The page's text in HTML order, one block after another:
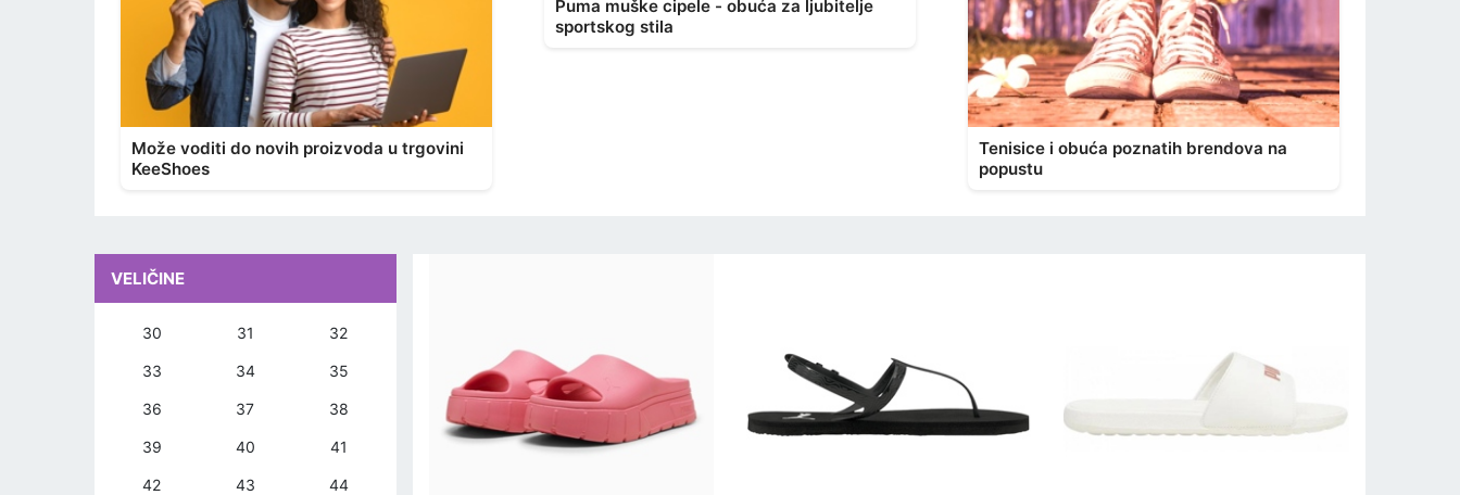
Može voditi do novih proizvoda u trgovini
KeeShoes
Puma muške cipele - obuća za ljubitelje
sportskog stila
Tenisice i obuća poznatih brendova na
popustu
VELIČINE
30 31 32
33 34 35
36 37 38
39 40 41
42 43 44